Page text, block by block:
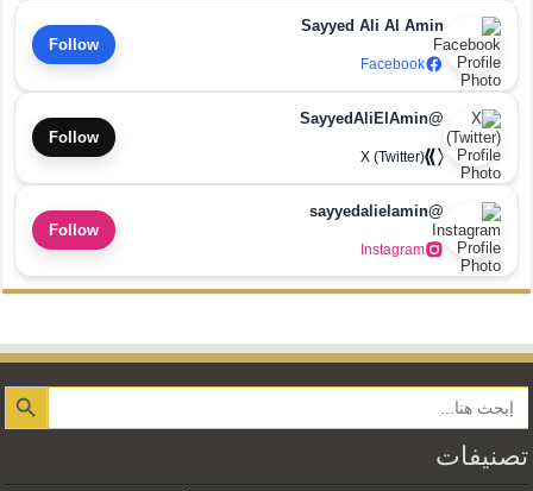
Sayyed Ali Al Amin
Facebook
Follow
@SayyedAliElAmin
X (Twitter)
Follow
@sayyedalielamin
Instagram
Follow
Search Button
تصنيفات